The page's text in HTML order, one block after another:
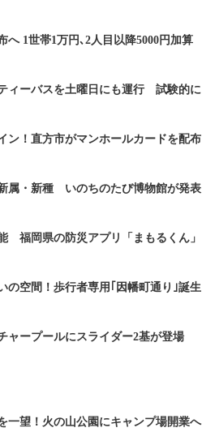
へ 1世帯1万円､2人目以降5000円加算
ィーバスを土曜日にも運行 試験的に
ン！直方市がマンホールカードを配布
属・新種 いのちのたび博物館が発表
福岡県の防災アプリ「まもるくん」
の空間！歩行者専用｢因幡町通り｣誕生
ャープールにスライダー2基が登場
一望！火の山公園にキャンプ場開業へ